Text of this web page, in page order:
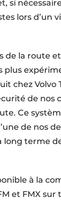
si
lors d’un
de la route
chez Volvo
de nos
Ce
de nos
long terme
à la
et FMX sur